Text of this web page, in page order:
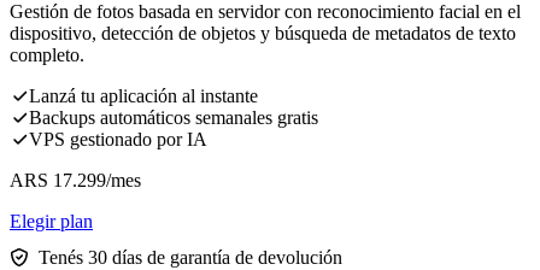
Gestión de fotos basada en servidor con reconocimiento facial en el
dispositivo, detección de objetos y búsqueda de metadatos de texto
completo.
Lanzá tu aplicación al instante
Backups automáticos semanales gratis
VPS gestionado por IA
ARS 17.299/mes
Elegir plan
Tenés 30 días de garantía de devolución